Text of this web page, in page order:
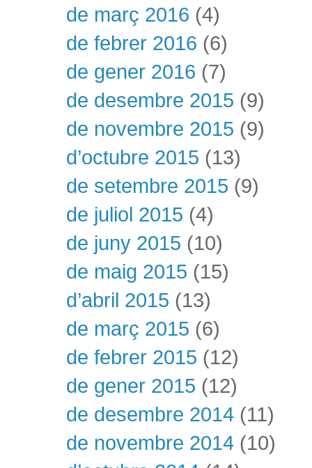
de març 2016 (4)
de febrer 2016 (6)
de gener 2016 (7)
de desembre 2015 (9)
de novembre 2015 (9)
d’octubre 2015 (13)
de setembre 2015 (9)
de juliol 2015 (4)
de juny 2015 (10)
de maig 2015 (15)
d’abril 2015 (13)
de març 2015 (6)
de febrer 2015 (12)
de gener 2015 (12)
de desembre 2014 (11)
de novembre 2014 (10)